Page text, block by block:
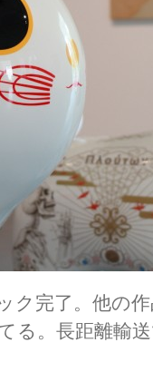
ク完了。他の
る。長距離輸